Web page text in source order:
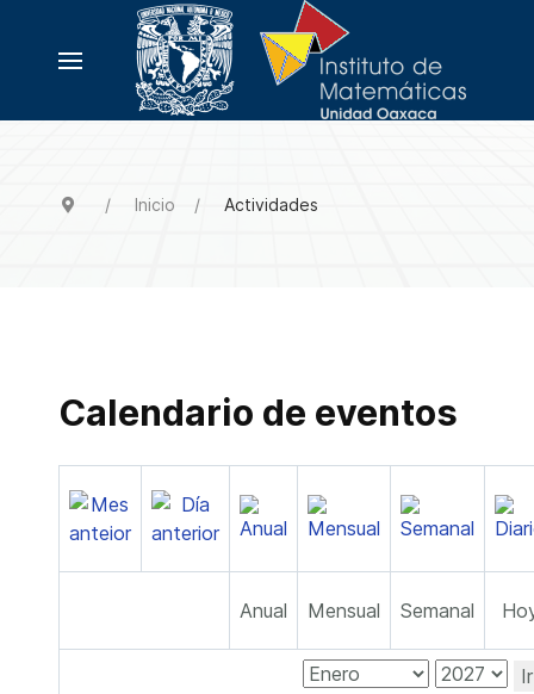
Inicio Actividades
Calendario de eventos
Anual Mensual Semanal